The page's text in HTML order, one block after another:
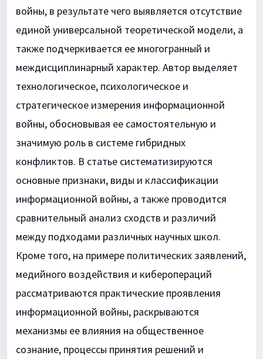
войны, в результате чего выявляется отсутствие
единой универсальной теоретической модели, а
также подчеркивается ее многогранный и
междисциплинарный характер. Автор выделяет
технологическое, психологическое и
стратегическое измерения информационной
войны, обосновывая ее самостоятельную и
значимую роль в системе гибридных
конфликтов. В статье систематизируются
основные признаки, виды и классификации
информационной войны, а также проводится
сравнительный анализ сходств и различий
между подходами различных научных школ.
Кроме того, на примере политических заявлений,
медийного воздействия и киберопераций
рассматриваются практические проявления
информационной войны, раскрываются
механизмы ее влияния на общественное
сознание, процессы принятия решений и